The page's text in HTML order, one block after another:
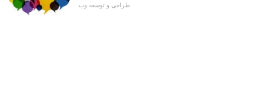
طراحی و توسعه وب